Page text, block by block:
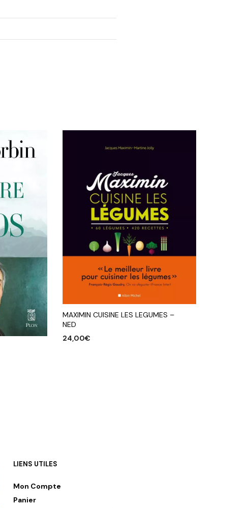
MAXIMIN CUISINE LES LEGUMES –
NED
24,00€
LIENS UTILES
Mon Compte
Panier